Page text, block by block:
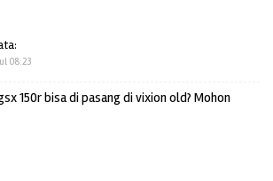
08:23
150r bisa di pasang di vixion old? Mohon